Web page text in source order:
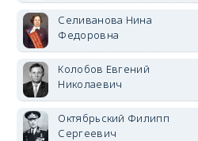
Селиванова Нина
Федоровна
Колобов Евгений
Николаевич
Октябрьский Филипп
Сергеевич